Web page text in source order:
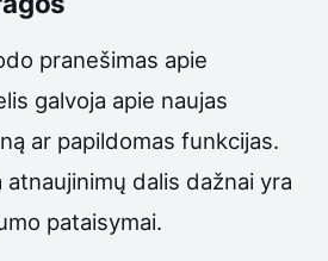
pranešimas apie
galvoja apie naujas
ar papildomas funkcijas.
atnaujinimų dalis dažnai yra
pataisymai.